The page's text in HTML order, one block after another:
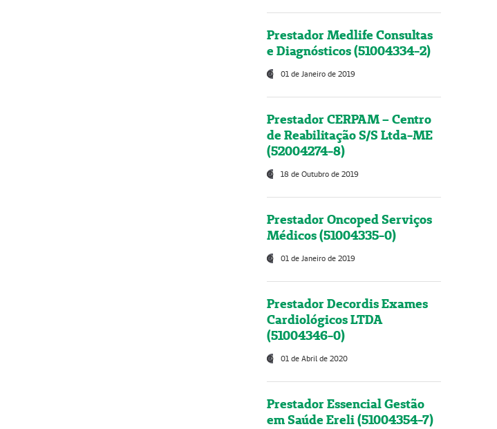
Prestador Medlife Consultas
e Diagnósticos (51004334-2)
01 de Janeiro de 2019
Prestador CERPAM – Centro
de Reabilitação S/S Ltda-ME
(52004274-8)
18 de Outubro de 2019
Prestador Oncoped Serviços
Médicos (51004335-0)
01 de Janeiro de 2019
Prestador Decordis Exames
Cardiológicos LTDA
(51004346-0)
01 de Abril de 2020
Prestador Essencial Gestão
em Saúde Ereli (51004354-7)